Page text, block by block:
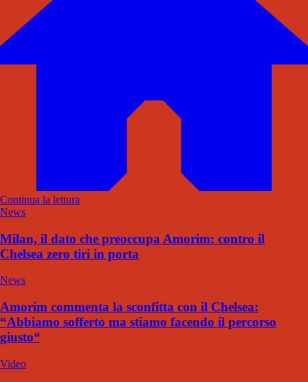
Continua la lettura
News
Milan, il dato che preoccupa Amorim: contro il
Chelsea zero tiri in porta
News
Amorim commenta la sconfitta con il Chelsea:
“Abbiamo sofferto ma stiamo facendo il percorso
giusto“
Video